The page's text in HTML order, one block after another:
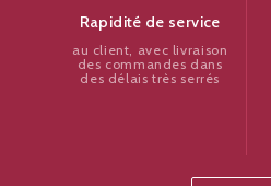
Rapidité de service
au client, avec livraison
des commandes dans
des délais très serrés